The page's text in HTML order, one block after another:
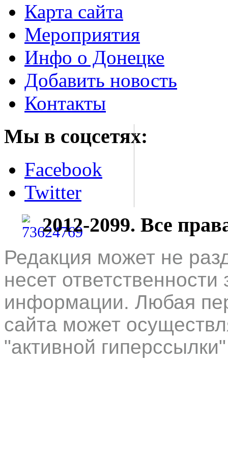
Карта сайта
Мероприятия
Инфо о Донецке
Добавить новость
Контакты
Мы в соцсетях:
Facebook
Twitter
2012-2099. Все
Редакция может не
несет
информации. Любая
сайта может
"активной